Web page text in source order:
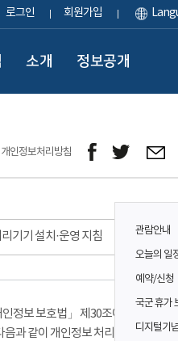
로그인 회원가입
소개 정보공개
관람안내
오늘의 일
예약/신청
국군 휴가
디지털기
개인정보처리방침
기기 설치·운영 지침
정보 보호법」 제30조에 따라
음과 같이 개인정보 처리방침을